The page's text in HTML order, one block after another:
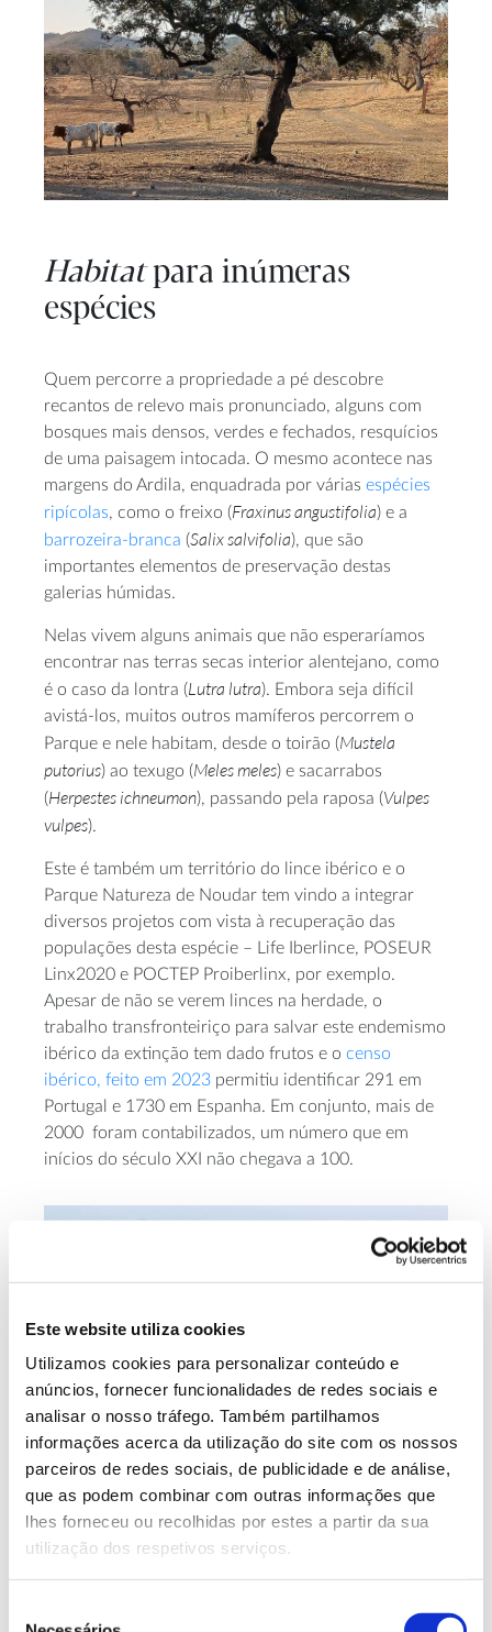
Este website utiliza cookies
Utilizamos cookies para personalizar conteúdo e
anúncios, fornecer funcionalidades de redes sociais e
analisar o nosso tráfego. Também partilhamos
informações acerca da utilização do site com os nossos
parceiros de redes sociais, de publicidade e de análise,
que as podem combinar com outras informações que
lhes forneceu ou recolhidas por estes a partir da sua
utilização dos respetivos serviços.
Habitatpara inúmeras
espécies
Quem percorre a propriedade a pé descobre
recantos de relevo mais pronunciado, alguns com
bosques mais densos, verdes e fechados, resquícios
de uma paisagem intocada. O mesmo acontece nas
margens do Ardila, enquadrada por várias espécies
ripícolas, como o freixo (Fraxinus angustifolia) e a
barrozeira-branca (Salix salvifolia), que são
importantes elementos de preservação destas
galerias húmidas.
Nelas vivem alguns animais que não esperaríamos
encontrar nas terras secas interior alentejano, como
é o caso da lontra (Lutra lutra). Embora seja difícil
avistá-los, muitos outros mamíferos percorrem o
Parque e nele habitam, desde o toirão (Mustela
putorius) ao texugo (Meles meles) e sacarrabos
(Herpestes ichneumon), passando pela raposa (Vulpes
vulpes).
Este é também um território do lince ibérico e o
Parque Natureza de Noudar tem vindo a integrar
diversos projetos com vista à recuperação das
populações desta espécie – Life Iberlince, POSEUR
Linx2020 e POCTEP Proiberlinx, por exemplo.
Apesar de não se verem linces na herdade, o
trabalho transfronteiriço para salvar este endemismo
ibérico da extinção tem dado frutos e o censo
ibérico, feito em 2023 permitiu identificar 291 em
Portugal e 1730 em Espanha. Em conjunto, mais de
2000 foram contabilizados, um número que em
inícios do século XXI não chegava a 100.